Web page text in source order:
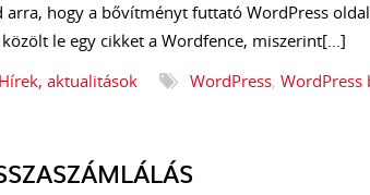
arra, hogy a bővítményt futtató WordPress
le egy cikket a Wordfence, miszerint[…]
Hírek, aktualitások WordPress,WordPress